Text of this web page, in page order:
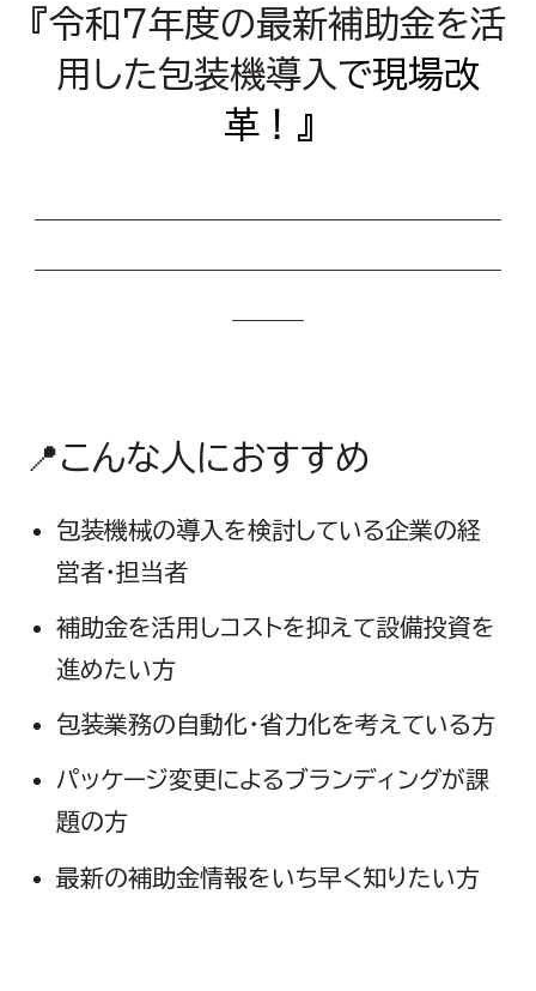
『令和7年度の最新補助金を活
用した包装機導入 で現場改
革！』
📍こんな人におすすめ
包装機械の導入を検討している企業の経
営者・担当者
補助金を活用しコストを抑えて設備投資を
進めたい方
包装業務の自動化・省力化を考えている方
パッケージ変更によるブランディングが課
題の方
最新の補助金情報をいち早く知りたい方